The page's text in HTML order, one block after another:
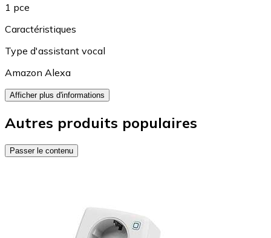
1 pce
Caractéristiques
Type d'assistant vocal
Amazon Alexa
Afficher plus d'informations
Autres produits populaires
Passer le contenu